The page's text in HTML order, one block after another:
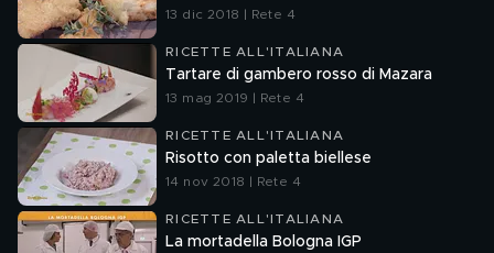
13 dic 2018 | Rete 4
RICETTE ALL'ITALIANA
Tartare di gambero rosso di Mazara
13 mag 2019 | Rete 4
RICETTE ALL'ITALIANA
Risotto con paletta biellese
14 nov 2018 | Rete 4
RICETTE ALL'ITALIANA
La mortadella Bologna IGP